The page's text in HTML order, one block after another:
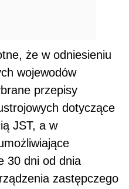
że w odniesieniu
wojewodów
przepisy
dotyczące
JST, a w
30 dni od dnia
zastępczego